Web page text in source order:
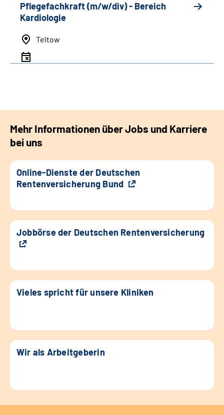
Pflegefachkraft (m/w/div) - Bereich
Kardiologie
Teltow
Mehr Informationen über Jobs und Karriere
bei uns
Online-Dienste der Deutschen
Rentenversicherung Bund
Jobbörse der Deutschen Rentenversicherung
Vieles spricht für unsere Kliniken
Wir als Arbeitgeberin